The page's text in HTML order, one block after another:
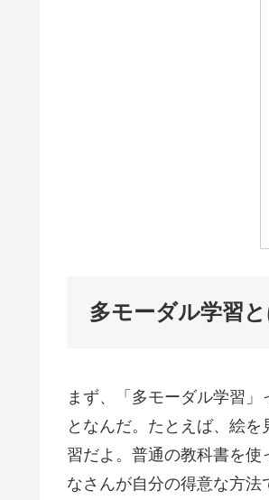
多モーダル学習と
まず、「多モーダル学習
となんだ。たとえば、絵
習だよ。普通の教科書を
なさんが自分の得意な方法